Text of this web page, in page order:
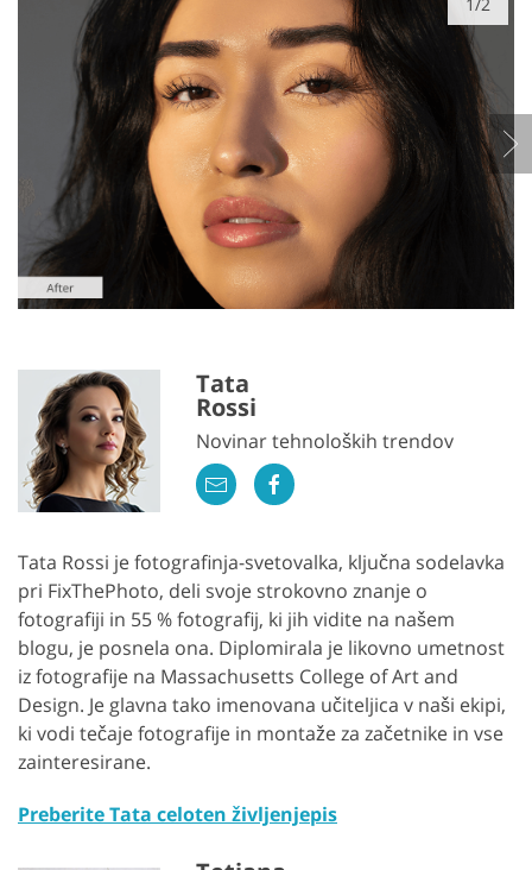
Tata
Rossi
Novinar tehnoloških trendov
Tata Rossi je fotografinja-svetovalka, ključna sodelavka
pri FixThePhoto, deli svoje strokovno znanje o
fotografiji in 55 % fotografij, ki jih vidite na našem
blogu, je posnela ona. Diplomirala je likovno umetnost
iz fotografije na Massachusetts College of Art and
Design. Je glavna tako imenovana učiteljica v naši ekipi,
ki vodi tečaje fotografije in montaže za začetnike in vse
zainteresirane.
Preberite Tata celoten življenjepis